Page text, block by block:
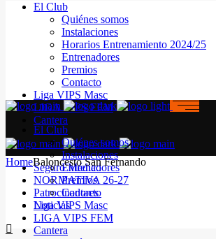
El Club
Quiénes somos
Instalaciones
Horarios Entrenamiento 2024/25
Entrenadores
Premios
Contacto
Liga VIPS Masc
LIGA VIPS FEM
Cantera
Seguro Médico
NORMATIVA 26-27
Patrocinadores
Noticias
El Club
Quiénes somos
Instalaciones
Entrenadores
Premios
Contacto
Liga VIPS Masc
LIGA VIPS FEM
Cantera
HomeBaloncesto San Fernando